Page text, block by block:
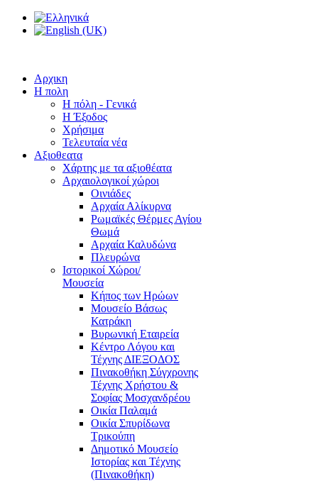
Αρχικη
Η πολη
Η πόλη - Γενικά
Η Έξοδος
Χρήσιμα
Τελευταία νέα
Αξιοθεατα
Χάρτης με τα αξιοθέατα
Αρχαιολογικοί χώροι
Οινιάδες
Αρχαία Αλίκυρνα
Ρωμαϊκές Θέρμες Αγίου
Θωμά
Αρχαία Καλυδώνα
Πλευρώνα
Ιστορικοί Χώροι/
Μουσεία
Κήπος των Ηρώων
Μουσείο Βάσως
Κατράκη
Βυρωνική Εταιρεία
Κέντρο Λόγου και
Τέχνης ΔΙΕΞΟΔΟΣ
Πινακοθήκη Σύγχρονης
Τέχνης Χρήστου &
Σοφίας Μοσχανδρέου
Οικία Παλαμά
Οικία Σπυρίδωνα
Τρικούπη
Δημοτικό Μουσείο
Ιστορίας και Τέχνης
(Πινακοθήκη)